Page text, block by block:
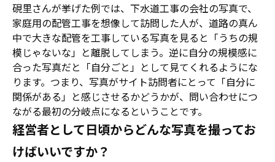
硯里さんが挙げた例では、下水道工事の会社の写真で、
家庭用の配管工事を想像して訪問した人が、道路の真ん
中で大きな配管を工事している写真を見ると「うちの規
模じゃないな」と離脱してしまう。逆に自分の規模感に
合った写真だと「自分ごと」として見てくれるようにな
ります。つまり、写真がサイト訪問者にとって「自分に
関係がある」と感じさせるかどうかが、問い合わせにつ
ながる最初の分岐点になるということです。
経営者として日頃からどんな写真を撮ってお
けばいいですか？